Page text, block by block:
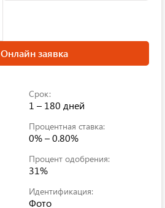
Онлайн заявка
Срок:
1 – 180 дней
Процентная ставка:
0% – 0.80%
Процент одобрения:
31%
Идентификация:
Фото